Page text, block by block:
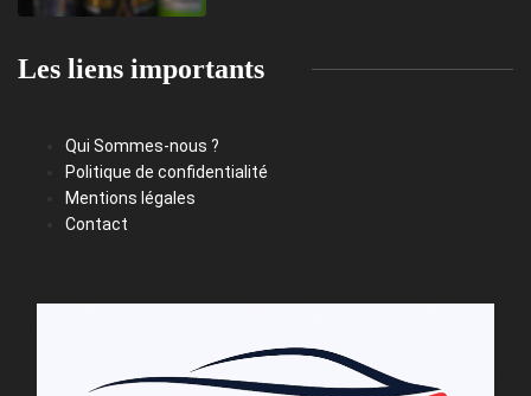
Les liens importants
Qui Sommes-nous ?
Politique de confidentialité
Mentions légales
Contact